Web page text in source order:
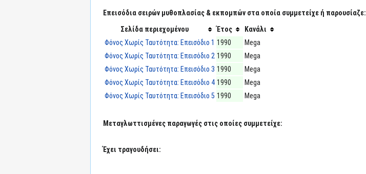
Επεισόδια σειρών μυθοπλασίας & εκπομπών στα οποία συμμετείχε ή παρουσίαζε:
Σελίδα περιεχομένου
Έτος
Κανάλι
Φόνος Χωρίς Ταυτότητα: Επεισόδιο 1 1990
Mega
Φόνος Χωρίς Ταυτότητα: Επεισόδιο 2 1990
Mega
Φόνος Χωρίς Ταυτότητα: Επεισόδιο 3 1990
Mega
Φόνος Χωρίς Ταυτότητα: Επεισόδιο 4 1990
Mega
Φόνος Χωρίς Ταυτότητα: Επεισόδιο 5 1990 Mega
Μεταγλωττισμένες παραγωγές στις οποίες συμμετείχε:
Έχει τραγουδήσει: